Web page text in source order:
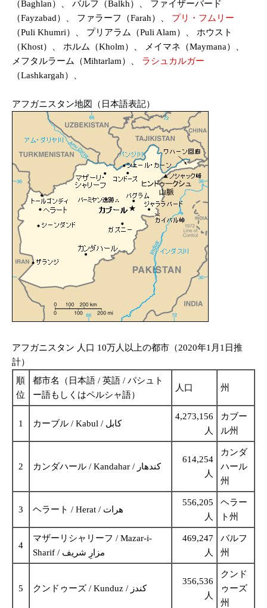
（Baghlan）、 バルフ（Balkh）、 ファイザーバード
（Fayzabad）、 ファラーフ（Farah）、 プリ・フムリー
（Puli Khumri）、 プリアラム（Puli Alam）、 ホウスト
（Khost）、 ホルム（Kholm）、 メイマネ（Maymana）、
メフタルラーム（Mihtarlam）、 ラシュカルガー
（Lashkargah）、
アフガニスタン地図（日本語表記）
アフガニスタン 人口 10万人以上の都市（2020年1月1日推
計）
順
位
都市名（日本語 / 英語 / パシュト
ー語もしくはペルシャ語）
人口 州
1 カーブル / Kabul / کابل
4,273,156
人
カブー
ル州
2 カンダハール / Kandahar / کندهار
614,254
人
カンダ
ハール
州
3 ヘラート / Herat / هرات
556,205
人
ヘラー
ト州
4
マザーリシャリーフ / Mazar-i-
Sharif / مزارِ شریف
469,247
人
バルフ
州
5 クンドゥーズ / Kunduz / کندز
356,536
人
クンド
ゥーズ
州